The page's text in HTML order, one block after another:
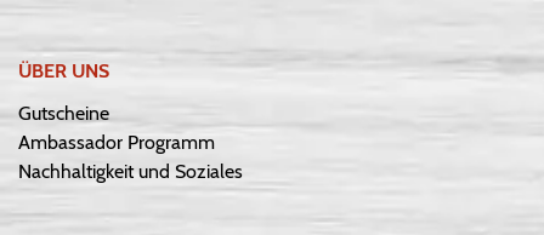
ÜBER UNS
Gutscheine
Ambassador Programm
Nachhaltigkeit und Soziales